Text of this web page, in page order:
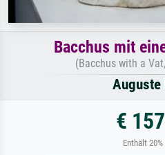
Bacchus mit
(Bacchus with a
Auguste
€
Enthält